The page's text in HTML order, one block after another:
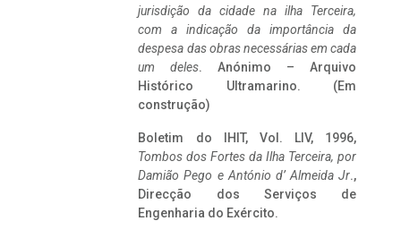
jurisdição da cidade na ilha Terceira,
com a indicação da importância da
despesa das obras necessárias em cada
um deles. Anónimo – Arquivo
Histórico Ultramarino. (Em
construção)
Boletim do IHIT, Vol. LIV, 1996,
Tombos dos Fortes da Ilha Terceira, por
Damião Pego e António d’ Almeida Jr.,
Direcção dos Serviços de
Engenharia do Exército.